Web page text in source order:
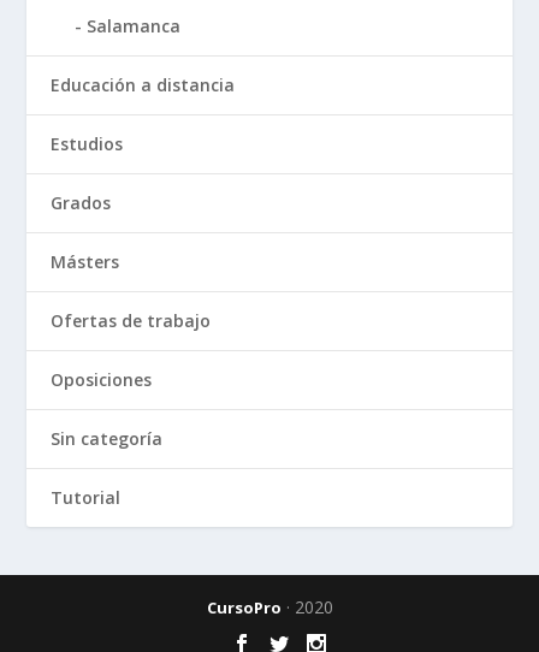
Salamanca
Educación a distancia
Estudios
Grados
Másters
Ofertas de trabajo
Oposiciones
Sin categoría
Tutorial
CursoPro · 2020